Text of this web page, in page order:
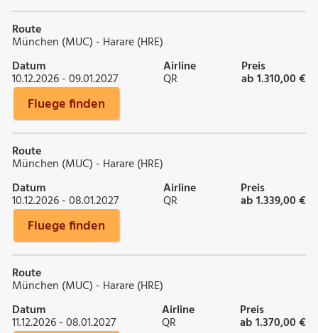
Route
München (MUC) - Harare (HRE)
Datum
10.12.2026 - 09.01.2027
Airline
QR
Preis
ab 1.310,00 €
Fluege finden
Route
München (MUC) - Harare (HRE)
Datum
10.12.2026 - 08.01.2027
Airline
QR
Preis
ab 1.339,00 €
Fluege finden
Route
München (MUC) - Harare (HRE)
Datum
11.12.2026 - 08.01.2027
Airline
QR
Preis
ab 1.370,00 €